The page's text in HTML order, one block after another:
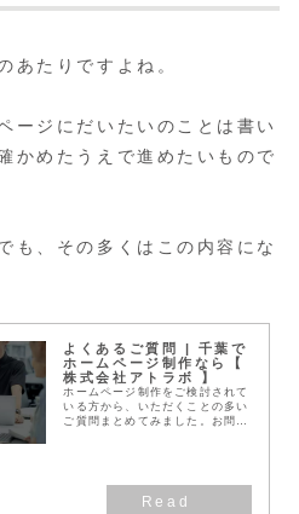
あたりですよね。
ージにだいたいのことは書い
かめたうえで進めたいもので
も、その多くはこの内容にな
よくあるご質問 | 千葉で
ホームページ制作なら【
株式会社アトラボ 】
ホームページ制作をご検討されて
いる方から、いただくことの多い
ご質問まとめてみました。お問い